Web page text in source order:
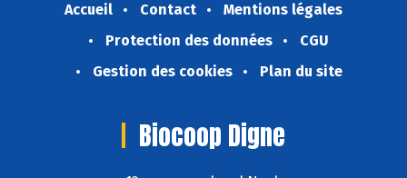
Accueil Contact
Mentions légales
Protection des données
CGU
Gestion des cookies
Plan du site
Biocoop Digne